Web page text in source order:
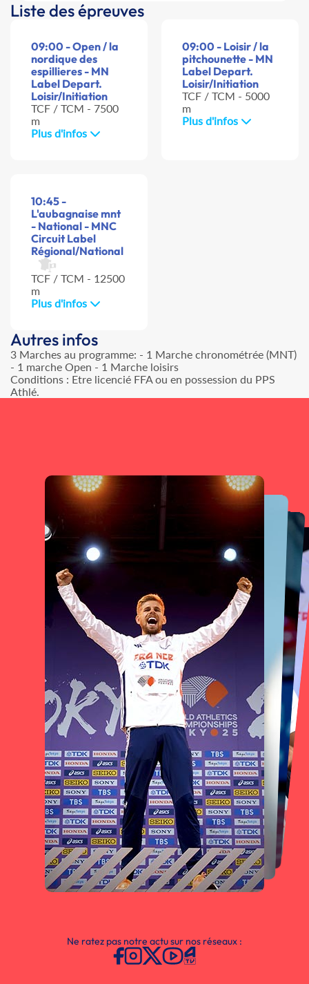
Liste des épreuves
09:00 - Open / la
nordique des
espillieres - MN
Label Depart.
Loisir/Initiation
TCF / TCM - 7500
m
Plus d'infos
09:00 - Loisir / la
pitchounette - MN
Label Depart.
Loisir/Initiation
TCF / TCM - 5000
m
Plus d'infos
10:45 -
L'aubagnaise mnt
- National - MNC
Circuit Label
Régional/National
TCF / TCM - 12500
m
Plus d'infos
Autres infos
3 Marches au programme: - 1 Marche chronométrée (MNT)
- 1 marche Open - 1 Marche loisirs
Conditions : Etre licencié FFA ou en possession du PPS
Athlé.
Ne ratez pas notre actu sur nos réseaux :